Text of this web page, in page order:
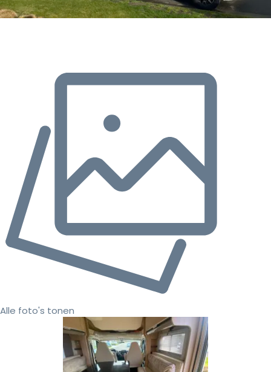
Alle foto's tonen